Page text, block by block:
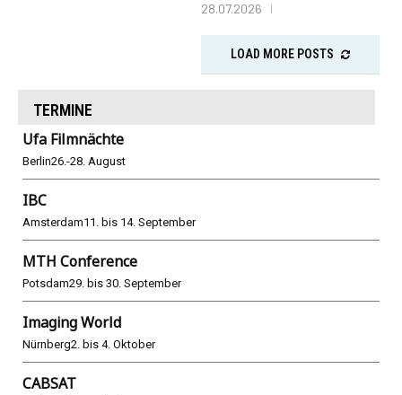
28.07.2026
LOAD MORE POSTS
TERMINE
Ufa Filmnächte
Berlin26.-28. August
IBC
Amsterdam11. bis 14. September
MTH Conference
Potsdam29. bis 30. September
Imaging World
Nürnberg2. bis 4. Oktober
CABSAT